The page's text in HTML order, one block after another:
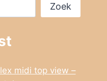
Zoek
midi top view –